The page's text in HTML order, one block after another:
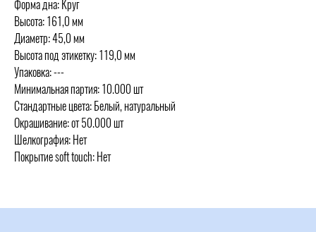
Форма дна: Круг
Высота: 161,0 мм
Диаметр: 45,0 мм
Высота под этикетку: 119,0 мм
Упаковка: ---
Минимальная партия: 10.000 шт
Стандартные цвета: Белый, натуральный
Окрашивание: от 50.000 шт
Шелкография: Нет
Покрытие soft touch: Нет